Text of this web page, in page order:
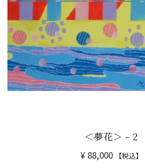
＜夢花＞ – 2
¥ 88,000 【税込】